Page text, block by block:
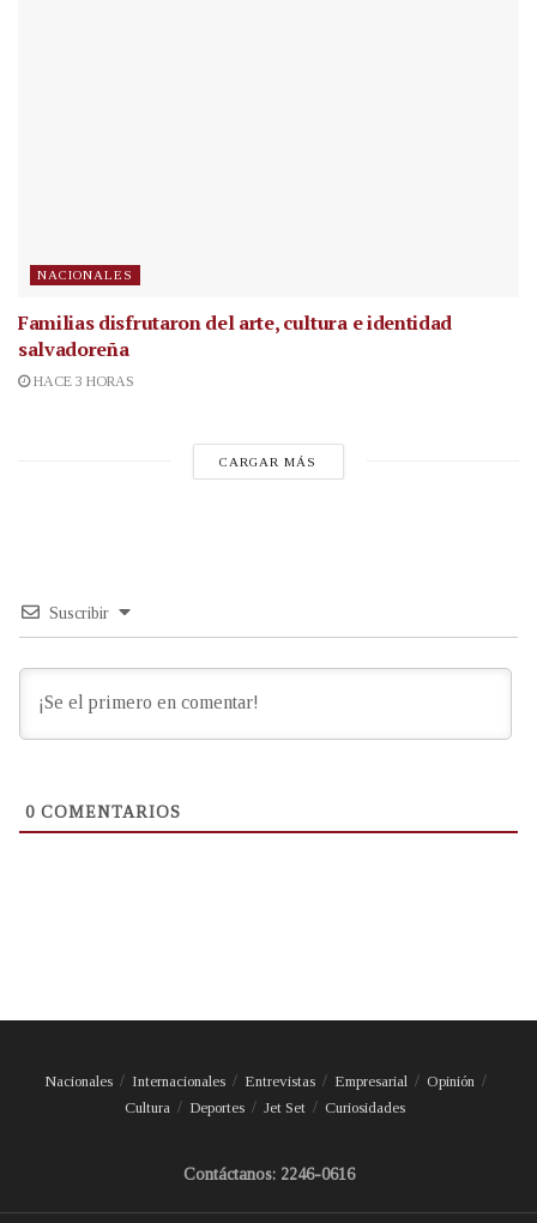
NACIONALES
Familias disfrutaron del arte, cultura e identidad
salvadoreña
HACE 3 HORAS
CARGAR MÁS
Suscribir
0 COMENTARIOS
Nacionales Internacionales Entrevistas Empresarial
Opinión
Cultura
Deportes Jet Set Curiosidades
Contáctanos: 2246-0616